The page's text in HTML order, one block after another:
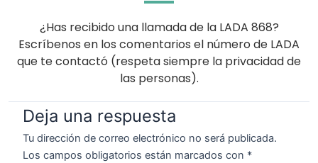
¿Has recibido una llamada de la LADA 868?
Escríbenos en los comentarios el número de LADA
que te contactó (respeta siempre la privacidad de
las personas).
Deja una respuesta
Tu dirección de correo electrónico no será publicada.
Los campos obligatorios están marcados con *